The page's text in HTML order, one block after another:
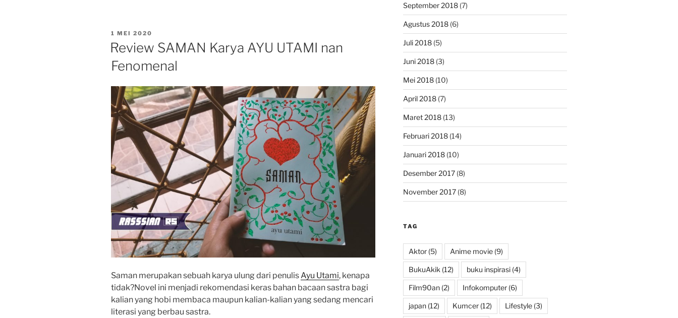
DIPOSKAN
PADA
1 MEI 2020
Review SAMAN Karya AYU UTAMI nan
Fenomenal
Saman merupakan sebuah karya ulung dari penulisAyu Utami, kenapa
tidak?Novel ini menjadi rekomendasi keras bahan bacaan sastra bagi
kalian yang hobi membaca maupun kalian-kalian yang sedang mencari
literasi yang berbau sastra.
September 2018(7)
Agustus 2018(6)
Juli 2018(5)
Juni 2018(3)
Mei 2018(10)
April 2018(7)
Maret 2018(13)
Februari 2018(14)
Januari 2018(10)
Desember 2017(8)
November 2017(8)
TAG
Aktor(5) Anime movie(9)
BukuAkik (12) buku inspirasi(4)
Film90an(2) Infokomputer(6)
japan(12) Kumcer(12) Lifestyle(3)